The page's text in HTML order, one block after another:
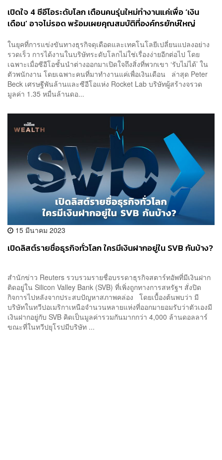
เปิดใจ 4 ซีอีโอระดับโลก เตือนคนรุ่นใหม่ทำงานแค่เพื่อ ‘เงิน
เดือน’ อาจไม่รอด พร้อมเผยคุณสมบัติที่องค์กรยักษ์ใหญ่
ในยุคที่การแข่งขันทางธุรกิจดุเดือดและเทคโนโลยีเปลี่ยนแปลงอย่าง
รวดเร็ว การได้งานในบริษัทระดับโลกไม่ใช่เรื่องง่ายอีกต่อไป โดย
เฉพาะเมื่อซีอีโอชั้นนำต่างออกมาเปิดใจถึงสิ่งที่พวกเขา ‘รับไม่ได้’ ใน
ตัวพนักงาน โดยเฉพาะคนที่มาทำงานแค่เพื่อเงินเดือน ล่าสุด Peter
Beck เศรษฐีพันล้านและซีอีโอแห่ง Rocket Lab บริษัทผู้สร้างจรวด
มูลค่า 1.35 หมื่นล้านดอ...
15 มีนาคม 2023
เปิดลิสต์รายชื่อธุรกิจทั่วโลก ใครมีเงินฝากอยู่ใน SVB กันบ้าง?
สำนักข่าว Reuters รวบรวมรายชื่อบรรดาธุรกิจสตาร์ทอัพที่มีเงินฝาก
ติดอยู่ใน Silicon Valley Bank (SVB) ที่เพิ่งถูกทางการสหรัฐฯ สั่งปิด
กิจการไปหลังจากประสบปัญหาสภาพคล่อง โดยเบื้องต้นพบว่า มี
บริษัทในทวีปอเมริกาเหนือจำนวนหลายแห่งที่ออกมายอมรับว่าตัวเองมี
เงินฝากอยู่กับ SVB คิดเป็นมูลค่ารวมกันมากกว่า 4,000 ล้านดอลลาร์
ขณะที่ในทวีปยุโรปมีบริษัท ...